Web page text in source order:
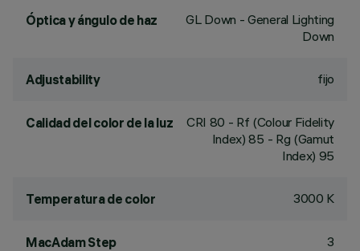
Óptica y ángulo de haz
GL Down - General Lighting
Down
Adjustability fijo
Calidad del color de la luz CRI 80 - Rf (Colour Fidelity
Index) 85 - Rg (Gamut
Index) 95
Temperatura de color 3000 K
MacAdam Step 3